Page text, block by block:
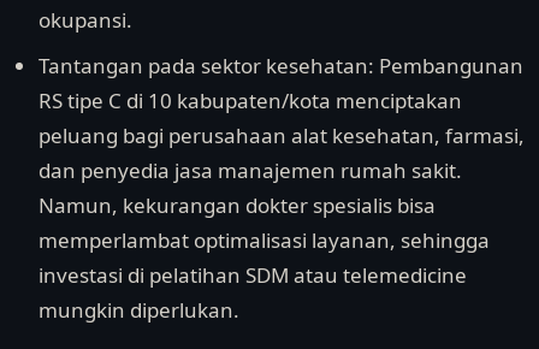
okupansi.
Tantangan pada sektor kesehatan: Pembangunan
RS tipe C di 10 kabupaten/kota menciptakan
peluang bagi perusahaan alat kesehatan, farmasi,
dan penyedia jasa manajemen rumah sakit.
Namun, kekurangan dokter spesialis bisa
memperlambat optimalisasi layanan, sehingga
investasi di pelatihan SDM atau telemedicine
mungkin diperlukan.